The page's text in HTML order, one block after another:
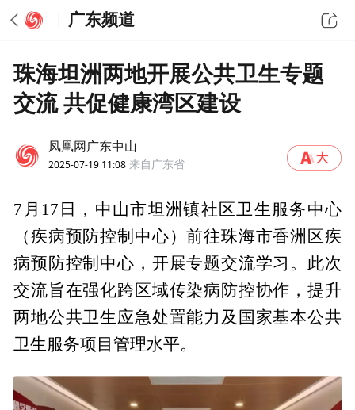
广东频道
珠海坦洲两地开展公共卫生专题
交流 共促健康湾区建设
凤凰网广东中山
2025-07-19 11:08 来自广东省
7月17日，中山市坦洲镇社区卫生服务中心
（疾病预防控制中心）前往珠海市香洲区疾
病预防控制中心，开展专题交流学习。此次
交流旨在强化跨区域传染病防控协作，提升
两地公共卫生应急处置能力及国家基本公共
卫生服务项目管理水平。